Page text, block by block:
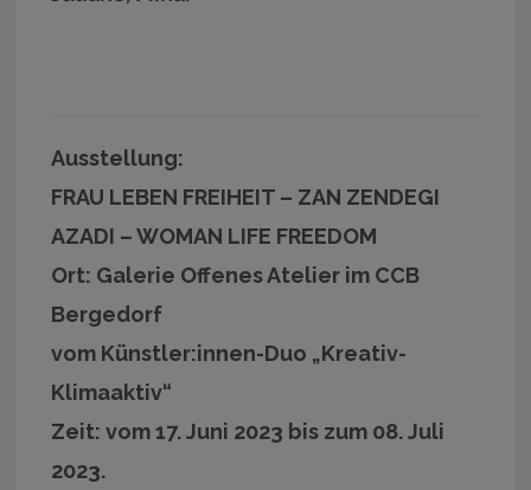
Ausstellung:
FRAU LEBEN FREIHEIT – ZAN ZENDEGI
AZADI – WOMAN LIFE FREEDOM
Ort: Galerie Offenes Atelier im CCB
Bergedorf
vom Künstler:innen-Duo „Kreativ-
Klimaaktiv“
Zeit: vom 17. Juni 2023 bis zum 08. Juli
2023.